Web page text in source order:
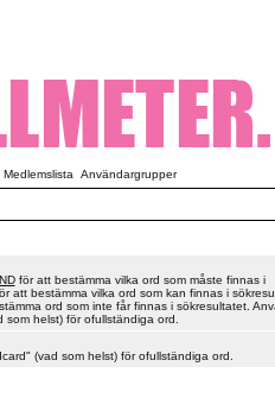
Medlemslista Användargrupper
för att bestämma vilka ord som måste finnas i
att bestämma vilka ord som kan finnas i
ord som inte får finnas i sökresultatet.
som helst) för ofullständiga ord.
(vad som helst) för ofullständiga ord.